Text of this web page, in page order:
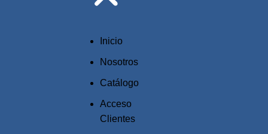
Inicio
Nosotros
Catálogo
Acceso
Clientes